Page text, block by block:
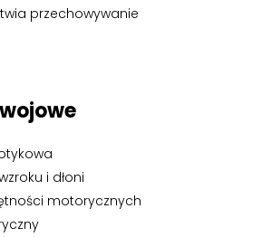
przechowywanie
i dłoni
motorycznych